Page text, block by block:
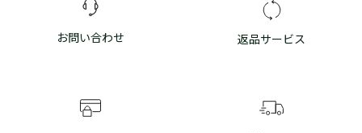
お問い合わせ 返品サービス